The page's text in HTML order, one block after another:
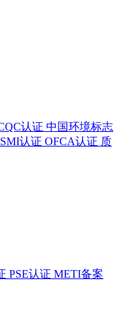
认证 中国环境标志
认证 OFCA认证 质
PSE认证 METI备案